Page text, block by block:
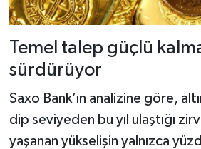
Temel talep güçlü
sürdürüyor
Saxo Bank’ın analizine göre,
dip seviyeden bu yıl ulaştığı
yaşanan yükselişin yalnızca